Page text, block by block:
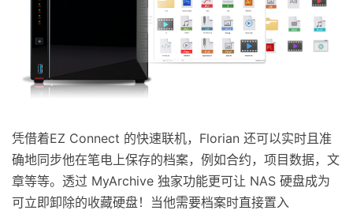
凭借着EZ Connect 的快速联机，Florian 还可以实时且准
确地同步他在笔电上保存的档案，例如合约，项目数据，文
章等等。透过 MyArchive 独家功能更可让 NAS 硬盘成为
可立即卸除的收藏硬盘！当他需要档案时直接置入